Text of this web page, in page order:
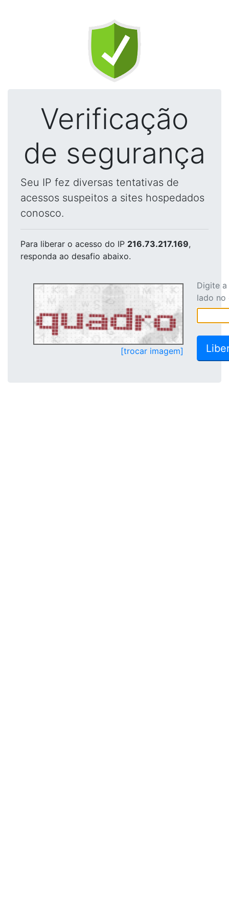
Verificação
de segurança
Seu IP fez diversas tentativas de
acessos suspeitos a sites hospedados
conosco.
Para liberar o acesso do IP 216.73.217.169,
responda ao desafio abaixo.
[trocar imagem]
Digite
lado no